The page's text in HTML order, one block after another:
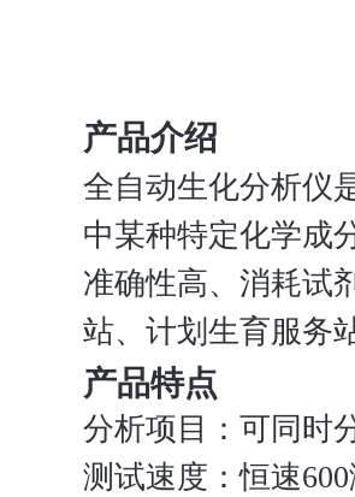
产品介绍
全自动生化分析仪
中某种特定化学成
准确性高、消耗试
站、计划生育服务
产品特点
分析项目：可同时
测试速度：恒速